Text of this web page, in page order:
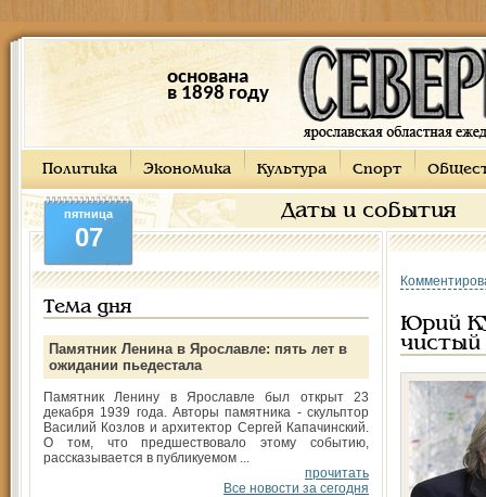
основана
в 1898 году
Политика Экономика Культура Спорт
Даты и события
пятница
07
Тема дня
Памятник Ленина в Ярославле: пять лет в
ожидании пьедестала
Памятник Ленину в Ярославле был открыт 23
декабря 1939 года. Авторы памятника - скульптор
Василий Козлов и архитектор Сергей Капачинский.
О том, что предшествовало этому событию,
рассказывается в публикуемом ...
прочитать
Все новости за сегодня
Юрий
чистый